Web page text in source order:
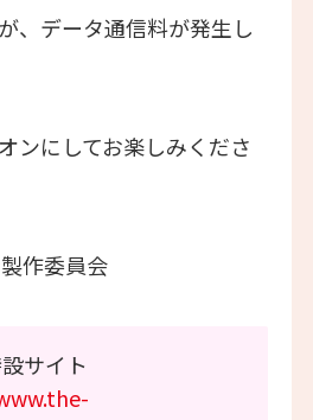
、データ通信料が発生し
ンにしてお楽しみくださ
作委員会
サイト